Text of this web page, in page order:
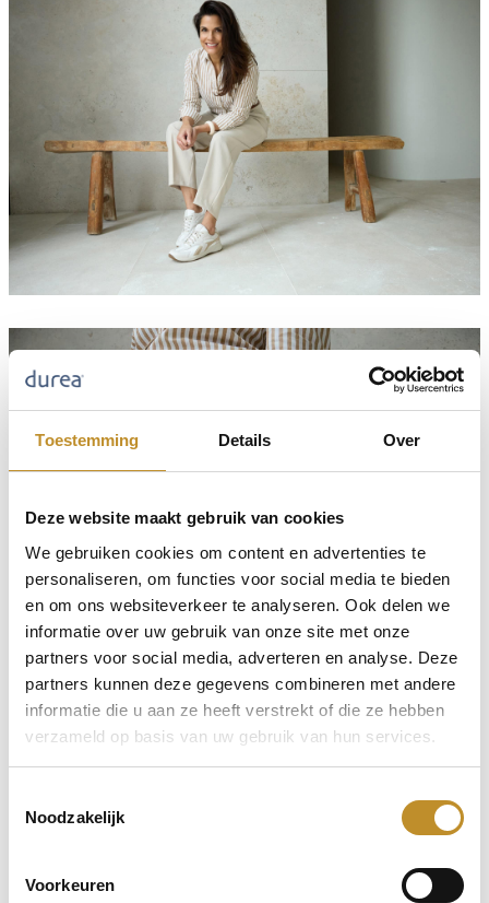
Toestemming Details Over
Deze website maakt gebruik van cookies
We gebruiken cookies om content en advertenties te
personaliseren, om functies voor social media te bieden
en om ons websiteverkeer te analyseren. Ook delen we
informatie over uw gebruik van onze site met onze
partners voor social media, adverteren en analyse. Deze
partners kunnen deze gegevens combineren met andere
informatie die u aan ze heeft verstrekt of die ze hebben
verzameld op basis van uw gebruik van hun services.
Noodzakelijk
Voorkeuren